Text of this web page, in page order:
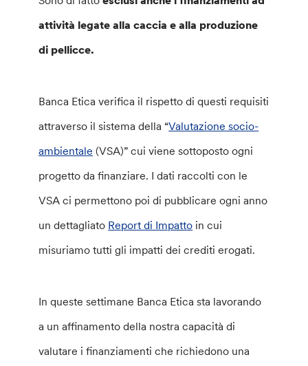
attività legate alla caccia e alla produzione
di pellicce.
Banca Etica verifica il rispetto di questi requisiti
attraverso il sistema della “Valutazione socio-
ambientale (VSA)” cui viene sottoposto ogni
progetto da finanziare. I dati raccolti con le
VSA ci permettono poi di pubblicare ogni anno
un dettagliato Report di Impatto in cui
misuriamo tutti gli impatti dei crediti erogati.
In queste settimane Banca Etica sta lavorando
a un affinamento della nostra capacità di
valutare i finanziamenti che richiedono una